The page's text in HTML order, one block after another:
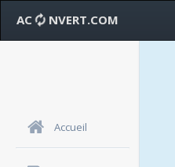
AC NVERT.COM
Accueil